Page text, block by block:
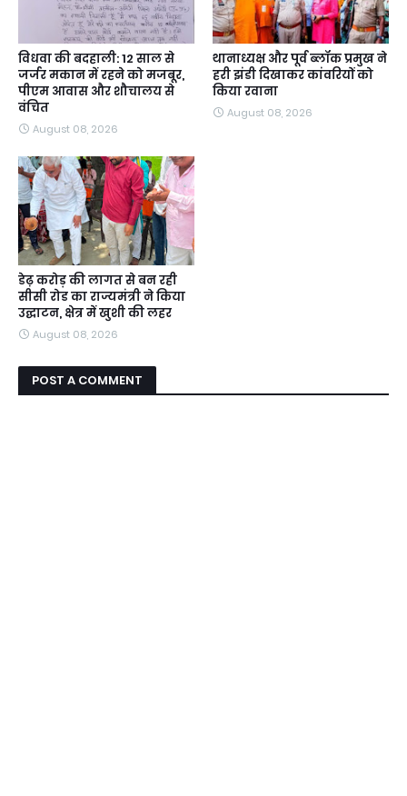
विधवा की बदहाली: 12 साल से
जर्जर मकान में रहने को मजबूर,
पीएम आवास और शौचालय से
वंचित
August 08, 2026
थानाध्यक्ष और पूर्व ब्लॉक प्रमुख ने
हरी झंडी दिखाकर कांवरियों को
किया रवाना
August 08, 2026
डेढ़ करोड़ की लागत से बन रही
सीसी रोड का राज्यमंत्री ने किया
उद्घाटन, क्षेत्र में खुशी की लहर
August 08, 2026
POST A COMMENT